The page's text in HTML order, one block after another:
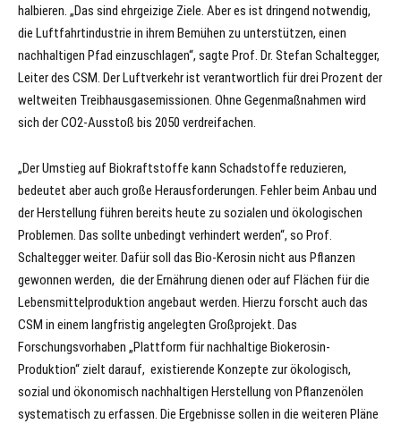
halbieren. „Das sind ehrgeizige Ziele. Aber es ist dringend notwendig,
die Luftfahrtindustrie in ihrem Bemühen zu unterstützen, einen
nachhaltigen Pfad einzuschlagen“, sagte Prof. Dr. Stefan Schaltegger,
Leiter des CSM. Der Luftverkehr ist verantwortlich für drei Prozent der
weltweiten Treibhausgasemissionen. Ohne Gegenmaßnahmen wird
sich der CO2-Ausstoß bis 2050 verdreifachen.
„Der Umstieg auf Biokraftstoffe kann Schadstoffe reduzieren,
bedeutet aber auch große Herausforderungen. Fehler beim Anbau und
der Herstellung führen bereits heute zu sozialen und ökologischen
Problemen. Das sollte unbedingt verhindert werden“, so Prof.
Schaltegger weiter. Dafür soll das Bio-Kerosin nicht aus Pflanzen
gewonnen werden, die der Ernährung dienen oder auf Flächen für die
Lebensmittelproduktion angebaut werden. Hierzu forscht auch das
CSM in einem langfristig angelegten Großprojekt. Das
Forschungsvorhaben „Plattform für nachhaltige Biokerosin-
Produktion“ zielt darauf, existierende Konzepte zur ökologisch,
sozial und ökonomisch nachhaltigen Herstellung von Pflanzenölen
systematisch zu erfassen. Die Ergebnisse sollen in die weiteren Pläne